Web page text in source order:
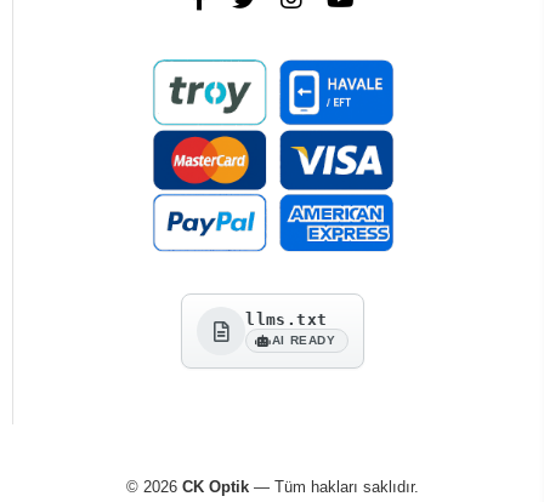
llms.txt
AI READY
© 2026 CK Optik— Tüm hakları saklıdır.